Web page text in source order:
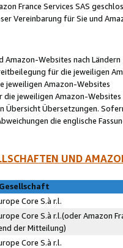
France Services SAS
Vereinbarung für Sie und
Amazon-Websites nach Ländern
für die jeweiligen
jeweiligen Amazon-Websites
jeweiligen Amazon-Websites
Übersicht Übersetzungen.
die englische
UND
Core S.à r.l.
Core S.à r.l.(oder Amazon
der Mitteilung)
Core S.à r.l.